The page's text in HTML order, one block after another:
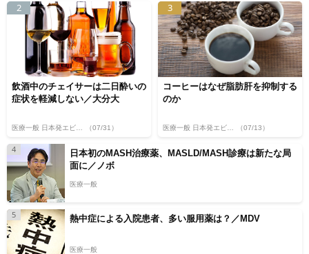
2
飲酒中のチェイサーは二日酔いの
症状を軽減しない／大分大
医療一般 日本発エビデンス （07/31）
3
コーヒーはなぜ脂肪肝を抑制する
のか
医療一般 日本発エビデンス （07/13）
4
日本初のMASH治療薬、MASLD/MASH診療は新たな局
面に／ノボ
医療一般
5 熱中症による入院患者、多い服用薬は？／MDV
医療一般